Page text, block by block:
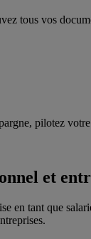
tous vos
pilotez
et
en tant que